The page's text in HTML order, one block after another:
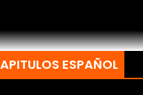
ESPAÑOL